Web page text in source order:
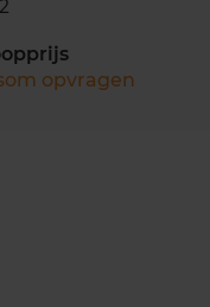
opvragen